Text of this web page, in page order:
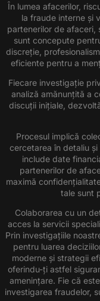
În lumea afacerilor,
la fraude interne și
partenerilor de afaceri,
sunt concepute
discreție,
eficiente pentru a
Fiecare investigație
analiză amănunțită a
discuții inițiale,
Procesul implică
cercetarea în detaliu
include date
partenerilor de
maximă
tale sunt
Colaborarea cu un
acces la servicii
Prin investigațiile
pentru luarea
moderne și strategii
oferindu-ți astfel
amenințare. Fie că
investigarea fraudelor,